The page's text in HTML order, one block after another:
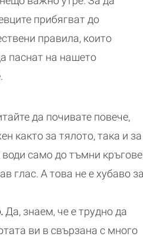
прибягват до
правила, които
паснат на нашето
да почивате повече,
както за тялото, така и за
само до тъмни
глас. А това не е хубаво
Да, знаем, че е трудно да
ви в свързана с много